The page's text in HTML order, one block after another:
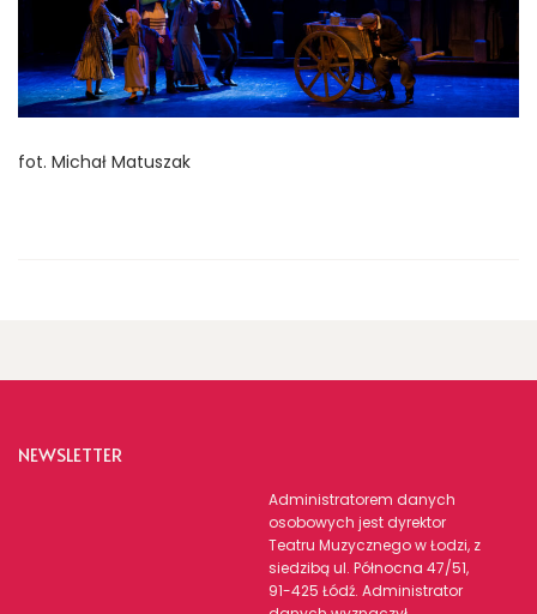
fot. Michał Matuszak
NEWSLETTER
Administratorem danych
osobowych jest dyrektor
Teatru Muzycznego w Łodzi, z
siedzibą ul. Północna 47/51,
91-425 Łódź. Administrator